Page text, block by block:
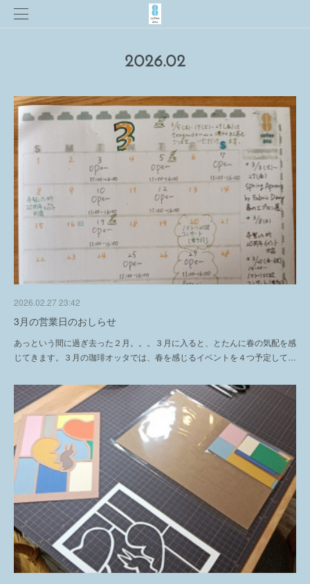
2026.02
2026.02.27 23:42
3月の営業日のおしらせ
あっという間に過ぎ去った２月。。。３月に入ると、とたんに春の気配を感
じてきます。３月の珈琲オッタでは、春を感じるイベントを４つ予定して…